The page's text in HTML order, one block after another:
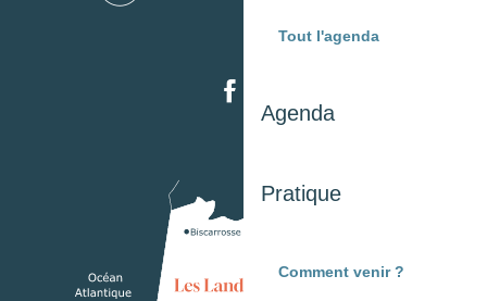
Tout l'agenda
Agenda
Pratique
Comment venir ?